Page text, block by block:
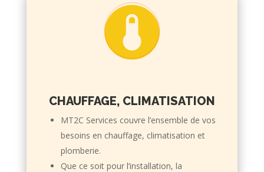
CHAUFFAGE, CLIMATISATION
MT2C Services couvre l’ensemble de vos
besoins en chauffage, climatisation et
plomberie.
Que ce soit pour l’installation, la